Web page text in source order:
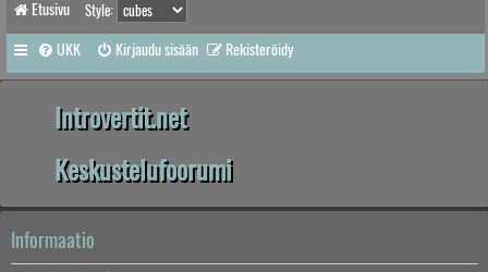
Etusivu Style:
UKK Kirjaudu sisään Rekisteröidy
Introvertit.net
Keskustelufoorumi
Informaatio